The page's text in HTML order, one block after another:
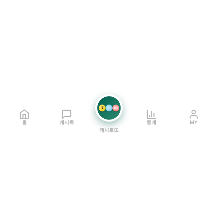
홈 캐시톡
7 21 42
캐시로또
통계 MY